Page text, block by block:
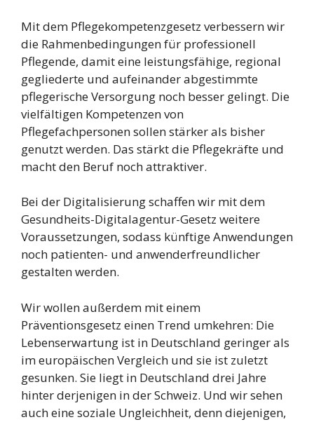
Mit dem Pflegekompetenzgesetz verbessern wir
die Rahmenbedingungen für professionell
Pflegende, damit eine leistungsfähige, regional
gegliederte und aufeinander abgestimmte
pflegerische Versorgung noch besser gelingt. Die
vielfältigen Kompetenzen von
Pflegefachpersonen sollen stärker als bisher
genutzt werden. Das stärkt die Pflegekräfte und
macht den Beruf noch attraktiver.
Bei der Digitalisierung schaffen wir mit dem
Gesundheits-Digitalagentur-Gesetz weitere
Voraussetzungen, sodass künftige Anwendungen
noch patienten- und anwenderfreundlicher
gestalten werden.
Wir wollen außerdem mit einem
Präventionsgesetz einen Trend umkehren: Die
Lebenserwartung ist in Deutschland geringer als
im europäischen Vergleich und sie ist zuletzt
gesunken. Sie liegt in Deutschland drei Jahre
hinter derjenigen in der Schweiz. Und wir sehen
auch eine soziale Ungleichheit, denn diejenigen,